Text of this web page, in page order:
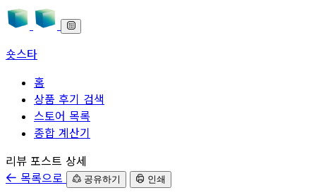
숏스타
홈
상품 후기 검색
스토어 목록
종합 계산기
본문으로 바로가기
리뷰 포스트 상세
목록으로
공유하기 인쇄